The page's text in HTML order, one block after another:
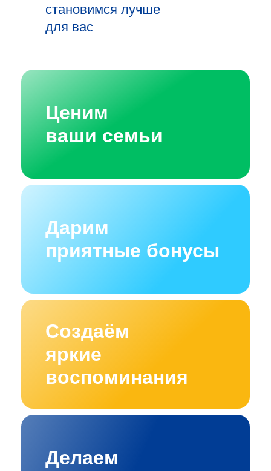
становимся лучше
для вас
Дарим
приятные бонусы
Ценим
ваши семьи
Создаём
яркие
воспоминания
Делаем